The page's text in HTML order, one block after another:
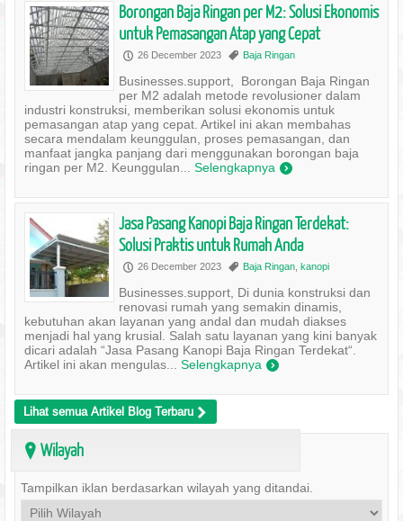
Borongan Baja Ringan per M2: Solusi Ekonomis
untuk Pemasangan Atap yang Cepat
P 26 December 2023 , Baja Ringan
Businesses.support, Borongan Baja Ringan
per M2 adalah metode revolusioner dalam
industri konstruksi, memberikan solusi ekonomis untuk
pemasangan atap yang cepat. Artikel ini akan membahas
secara mendalam keunggulan, proses pemasangan, dan
manfaat jangka panjang dari menggunakan borongan baja
ringan per M2. Keunggulan... Selengkapnya )
Jasa Pasang Kanopi Baja Ringan Terdekat:
Solusi Praktis untuk Rumah Anda
P 26 December 2023 , Baja Ringan, kanopi
Businesses.support, Di dunia konstruksi dan
renovasi rumah yang semakin dinamis,
kebutuhan akan layanan yang andal dan mudah diakses
menjadi hal yang krusial. Salah satu layanan yang kini banyak
dicari adalah “Jasa Pasang Kanopi Baja Ringan Terdekat“.
Artikel ini akan mengulas... Selengkapnya )
Lihat semua Artikel Blog Terbaru >
? Wilayah
Tampilkan iklan berdasarkan wilayah yang ditandai.